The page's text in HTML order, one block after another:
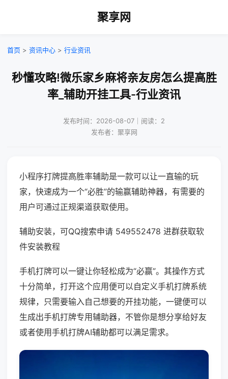
聚享网
首页 > 资讯中心 > 行业资讯
秒懂攻略!微乐家乡麻将亲友房怎么提高胜
率_辅助开挂工具-行业资讯
发布时间：2026-08-07｜阅读：2
发布者：聚享网
小程序打牌提高胜率辅助是一款可以让一直输的玩
家，快速成为一个“必胜”的输赢辅助神器，有需要的
用户可通过正规渠道获取使用。
辅助安装，可QQ搜索申请 549552478 进群获取软
件安装教程
手机打牌可以一键让你轻松成为“必赢”。其操作方式
十分简单，打开这个应用便可以自定义手机打牌系统
规律，只需要输入自己想要的开挂功能，一键便可以
生成出手机打牌专用辅助器，不管你是想分享给好友
或者使用手机打牌AI辅助都可以满足需求。